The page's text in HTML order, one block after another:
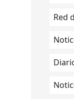
Red